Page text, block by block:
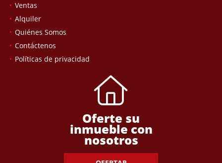
Ventas
Alquiler
Quiénes Somos
Contáctenos
Políticas de privacidad
Oferte su
inmueble con
nosotros